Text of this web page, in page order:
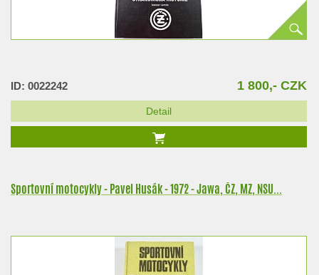
ID: 0022242 1 800,- CZK
Detail
Sportovní motocykly - Pavel Husák - 1972 - Jawa, ČZ, MZ, NSU...